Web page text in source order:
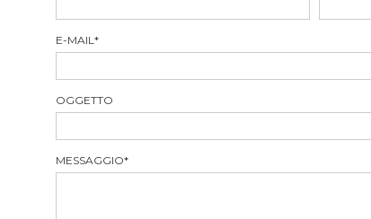
E-MAIL*
OGGETTO
MESSAGGIO*